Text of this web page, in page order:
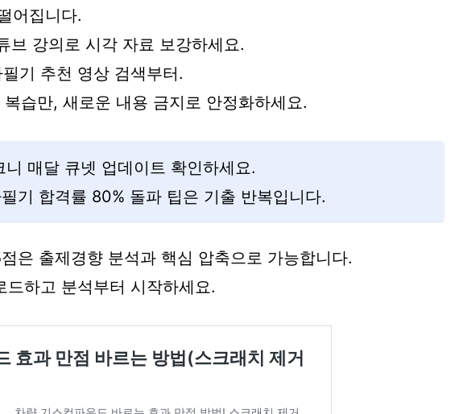
어집니다.
브 강의로 시각 자료 보강하세요.
기 추천 영상 검색부터.
습만, 새로운 내용 금지로 안정화하세요.
니 매달 큐넷 업데이트 확인하세요.
기 합격률 80% 돌파 팁은 기출 반복입니다.
은 출제경향 분석과 핵심 압축으로 가능합니다.
드하고 분석부터 시작하세요.